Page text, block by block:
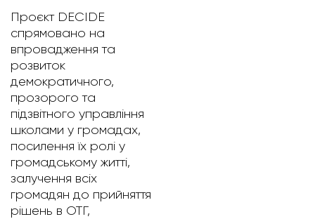
Проєкт DECIDE
спрямовано на
впровадження та
розвиток
демократичного,
прозорого та
підзвітного управління
школами у громадах,
посилення їх ролі у
громадському житті,
залучення всіх
громадян до прийняття
рішень в ОТГ,